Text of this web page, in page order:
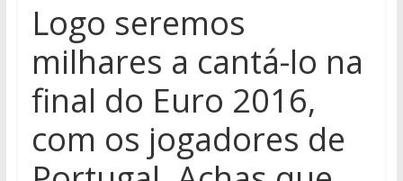
Logo seremos
milhares a cantá-lo na
final do Euro 2016,
com os jogadores de